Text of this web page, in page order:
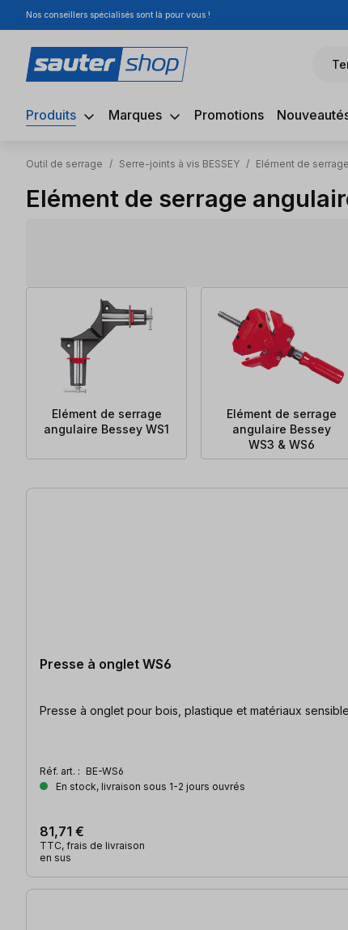
au contenu principal
Passer à la recherche
Passer à la navigation principale
Nos conseillers spécialisés sont là pour vous !
Produits Marques Promotions
Outil de serrage / Serre-joints à vis BESSEY / Elément de
Elément de serrage
Elément de serrage
angulaire Bessey WS1
Elément de serrage
angulaire Bessey
WS3 & WS6
4 articles trouvés
Presse à onglet WS6
Presse à onglet pour bois, plastique et
Réf. art. : BE-WS6
En stock, livraison sous 1-2 jours ouvrés
81,71 €
TTC, frais de livraison
en sus